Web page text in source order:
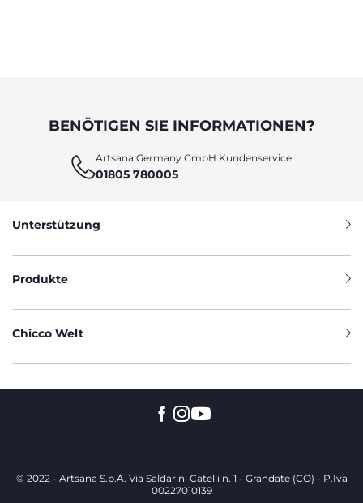
BENÖTIGEN SIE INFORMATIONEN?
Artsana Germany GmbH Kundenservice
01805 780005
Unterstützung
Produkte
Chicco Welt
© 2022 - Artsana S.p.A. Via Saldarini Catelli n. 1 - Grandate (CO) - P.Iva
00227010139